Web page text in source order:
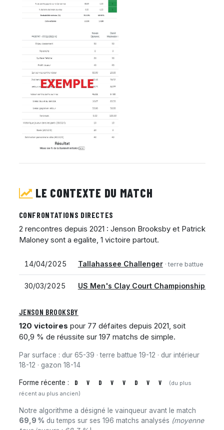
LE CONTEXTE DU MATCH
CONFRONTATIONS DIRECTES
2 rencontres depuis 2021 : Jenson Brooksby et Patrick
Maloney sont a egalite, 1 victoire partout.
14/04/2025 Tallahassee Challenger · terre battue
30/03/2025 US Men's Clay Court Championship -
JENSON BROOKSBY
120 victoires pour 77 défaites depuis 2021, soit
60,9 % de réussite sur 197 matchs de simple.
Par surface : dur 65-39 · terre battue 19-12 · dur intérieur
18-12 · gazon 18-14
Forme récente : D V D V V D V V
(du plus
récent au plus ancien)
Notre algorithme a désigné le vainqueur avant le match
69,9 % du temps sur ses 196 matchs analysés (moyenne